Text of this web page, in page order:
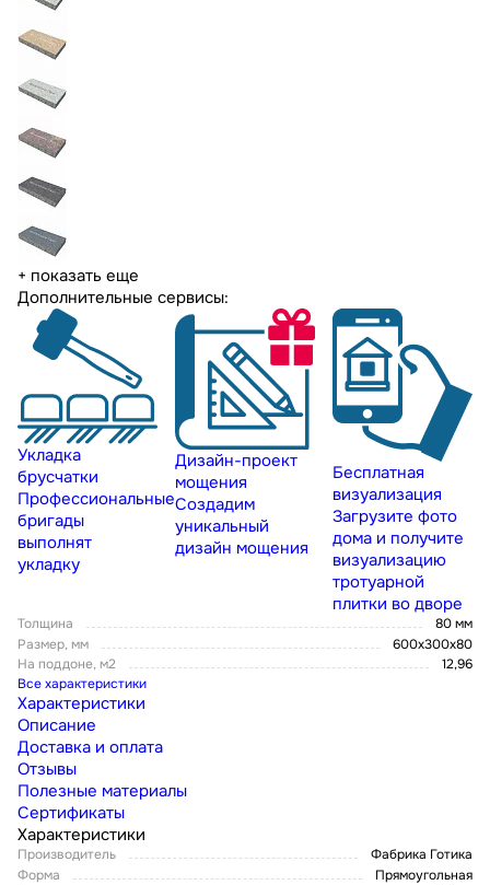
+ показать еще
Дополнительные сервисы:
Укладка
брусчатки
Профессиональные
бригады
выполнят
укладку
Дизайн-проект
мощения
Создадим
уникальный
дизайн мощения
Бесплатная
визуализация
Загрузите фото
дома и получите
визуализацию
тротуарной
плитки во дворе
Толщина
80 мм
Размер, мм
600х300х80
На поддоне, м2
12,96
Все характеристики
Характеристики
Описание
Доставка и оплата
Отзывы
Полезные материалы
Сертификаты
Характеристики
Производитель
Фабрика Готика
Форма
Прямоугольная